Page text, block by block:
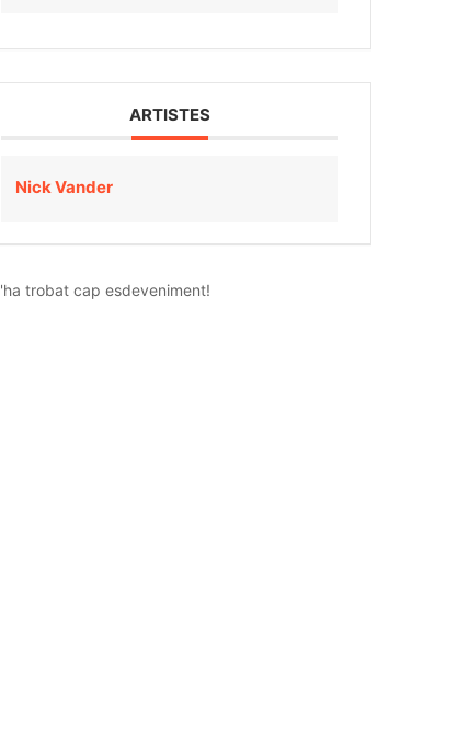
ARTISTES
Nick Vander
trobat cap esdeveniment!